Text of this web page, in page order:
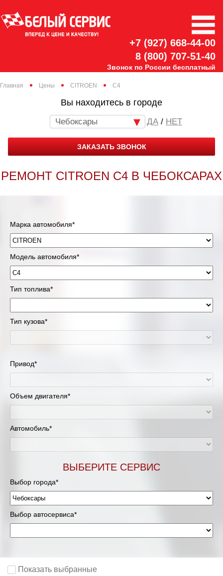
+7 (927) 668-44-00
8 (800) 707-51-40
Звонок по России бесплатный
Главная Цены CITROEN C4
Вы находитесь в городе
Чебоксары / НЕТ
ЗАКАЗАТЬ ЗВОНОК
РЕМОНТ CITROEN C4 В ЧЕБОКСАРАХ
Марка автомобиля*
Модель автомобиля*
Тип топлива*
Тип кузова*
Привод*
Объем двигателя*
Автомобиль*
ВЫБЕРИТЕ СЕРВИС
Выбор города*
Выбор автосервиса*
Показать выбранные